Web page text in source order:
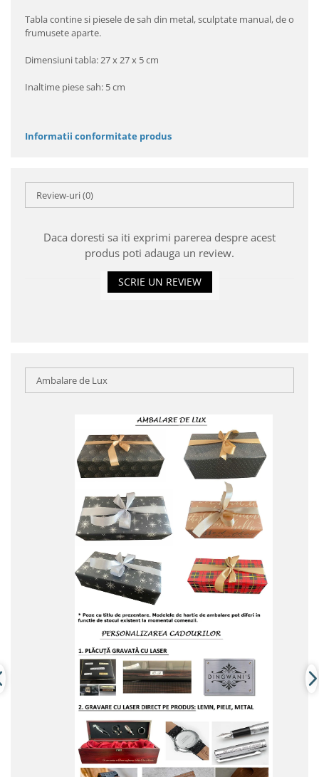
Tabla contine si piesele de sah din metal, sculptate manual, de o
frumusete aparte.
Dimensiuni tabla: 27 x 27 x 5 cm
Inaltime piese sah: 5 cm
Informatii conformitate produs
Review-uri(0)
Daca doresti sa iti exprimi parerea despre acest
produs poti adauga un review.
SCRIE UN REVIEW
Ambalare de Lux